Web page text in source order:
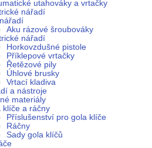
utahováky a vrtačky
nářadí
Aku rázové šroubováky
nářadí
Horkovzdušné pistole
Příklepové vrtačky
Řetězové pily
Úhlové brusky
Vrtací kladiva
a nástroje
materiály
klíče a ráčny
Příslušenství pro gola klíče
Ráčny
Sady gola klíčů